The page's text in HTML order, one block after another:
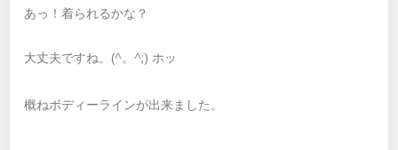
あっ！着られるかな？
大丈夫ですね。(^。^;) ホッ
概ねボディーラインが出来ました。